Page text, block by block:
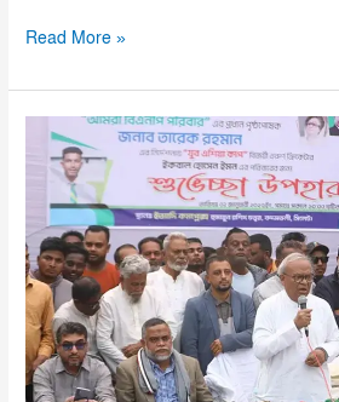
Read More »
একাত্তরে
আপনারা
সেক্টরে
যুদ্ধ
করেছেন:
জামায়াতকে
প্রশ্ন
রিজভীর